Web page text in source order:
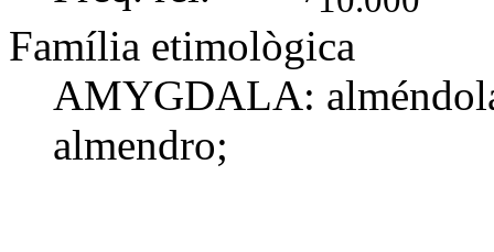
Família etimològica
AMYGDALA:
almendro;